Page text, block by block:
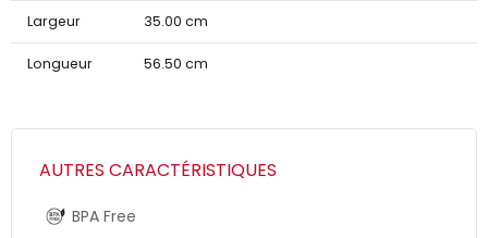
Largeur 35.00 cm
Longueur 56.50 cm
AUTRES CARACTÉRISTIQUES
BPA Free